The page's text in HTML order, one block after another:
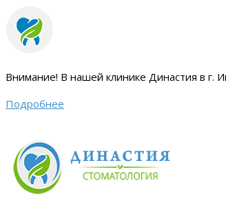
Внимание! В нашей клинике Династия в г.
Подробнее